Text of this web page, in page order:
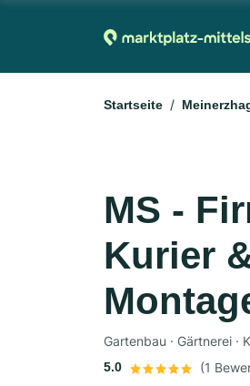
Startseite
MS -
Kurier
Gartenbau · Gärtnerei ·
5.0 (1